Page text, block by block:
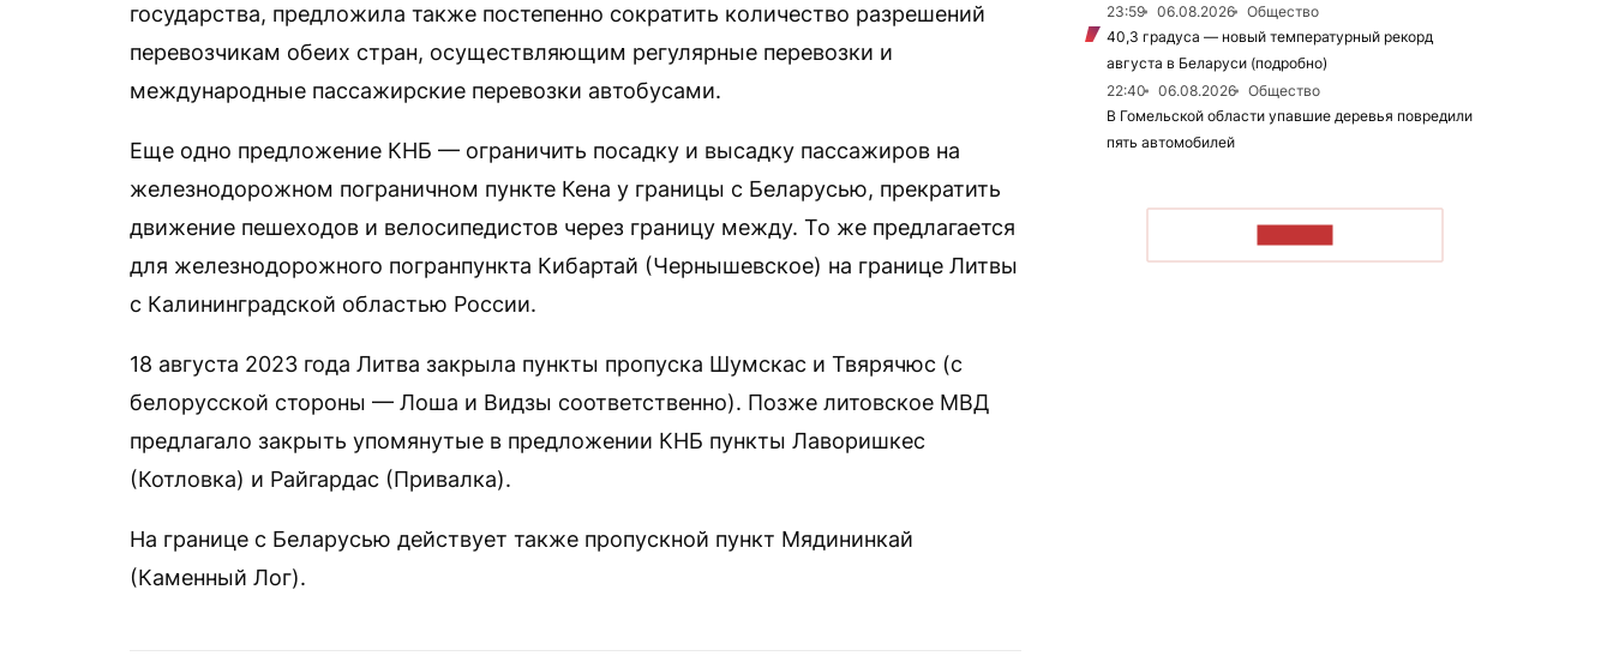
государства, предложила также постепенно сократить количество разрешений
перевозчикам обеих стран, осуществляющим регулярные перевозки и
международные пассажирские перевозки автобусами.
Еще одно предложение КНБ — ограничить посадку и высадку пассажиров на
железнодорожном пограничном пункте Кена у границы с Беларусью, прекратить
движение пешеходов и велосипедистов через границу между. То же предлагается
для железнодорожного погранпункта Кибартай (Чернышевское) на границе Литвы
с Калининградской областью России.
18 августа 2023 года Литва закрыла пункты пропуска Шумскас и Твярячюс (с
белорусской стороны — Лоша и Видзы соответственно). Позже литовское МВД
предлагало закрыть упомянутые в предложении КНБ пункты Лаворишкес
(Котловка) и Райгардас (Привалка).
На границе с Беларусью действует также пропускной пункт Мядининкай
(Каменный Лог).
23:59
06.08.2026
Общество
40,3 градуса — новый температурный рекорд
августа в Беларуси (подробно)
22:40
06.08.2026
Общество
В Гомельской области упавшие деревья повредили
пять автомобилей